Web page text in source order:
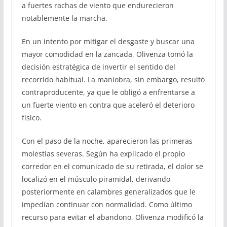
a fuertes rachas de viento que endurecieron
notablemente la marcha.
En un intento por mitigar el desgaste y buscar una
mayor comodidad en la zancada, Olivenza tomó la
decisión estratégica de invertir el sentido del
recorrido habitual. La maniobra, sin embargo, resultó
contraproducente, ya que le obligó a enfrentarse a
un fuerte viento en contra que aceleró el deterioro
físico.
Con el paso de la noche, aparecieron las primeras
molestias severas. Según ha explicado el propio
corredor en el comunicado de su retirada, el dolor se
localizó en el músculo piramidal, derivando
posteriormente en calambres generalizados que le
impedían continuar con normalidad. Como último
recurso para evitar el abandono, Olivenza modificó la